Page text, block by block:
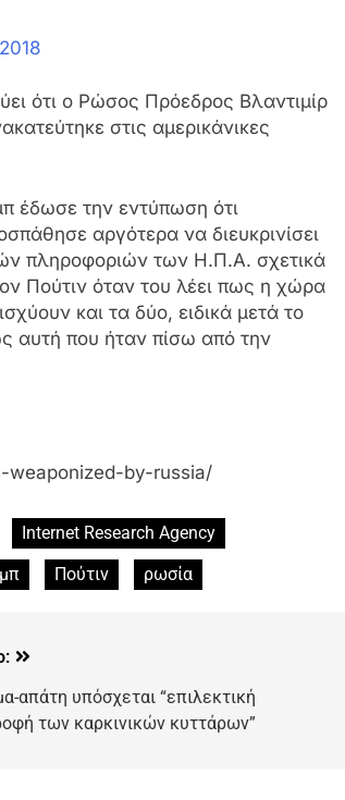
ότι ο Ρώσος Πρόεδρος Βλαντιμίρ
στις αμερικάνικες
έδωσε την εντύπωση ότι
αργότερα να διευκρινίσει
πληροφοριών των Η.Π.Α. σχετικά
Πούτιν όταν του λέει πως η χώρα
και τα δύο, ειδικά μετά το
αυτή που ήταν πίσω από την
weaponized-by-russia/
Internet Research Agency
Πούτιν ρωσία
απάτη υπόσχεται “επιλεκτική
των καρκινικών κυττάρων”